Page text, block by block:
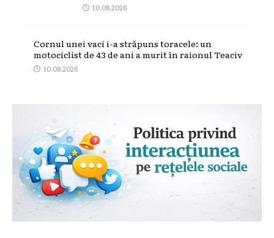
10.08.2026
Cornul unei vaci i-a străpuns toracele: un
motociclist de 43 de ani a murit în raionul Teaciv
10.08.2026